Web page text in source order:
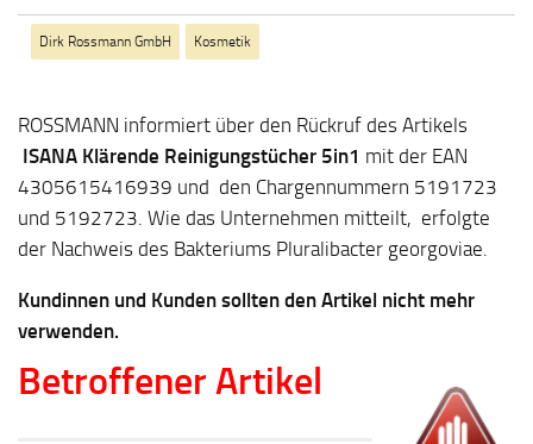
Dirk Rossmann GmbH Kosmetik
ROSSMANN informiert über den Rückruf des Artikels
ISANA Klärende Reinigungstücher 5in1 mit der EAN
4305615416939 und den Chargennummern 5191723
und 5192723. Wie das Unternehmen mitteilt, erfolgte
der Nachweis des Bakteriums Pluralibacter georgoviae.
Kundinnen und Kunden sollten den Artikel nicht mehr
verwenden.
Betroffener Artikel